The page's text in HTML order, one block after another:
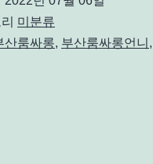
미분류
산룸싸롱, 부산룸싸롱언니 ,